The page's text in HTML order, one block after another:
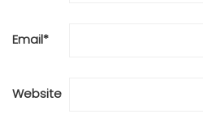
Email*
Website